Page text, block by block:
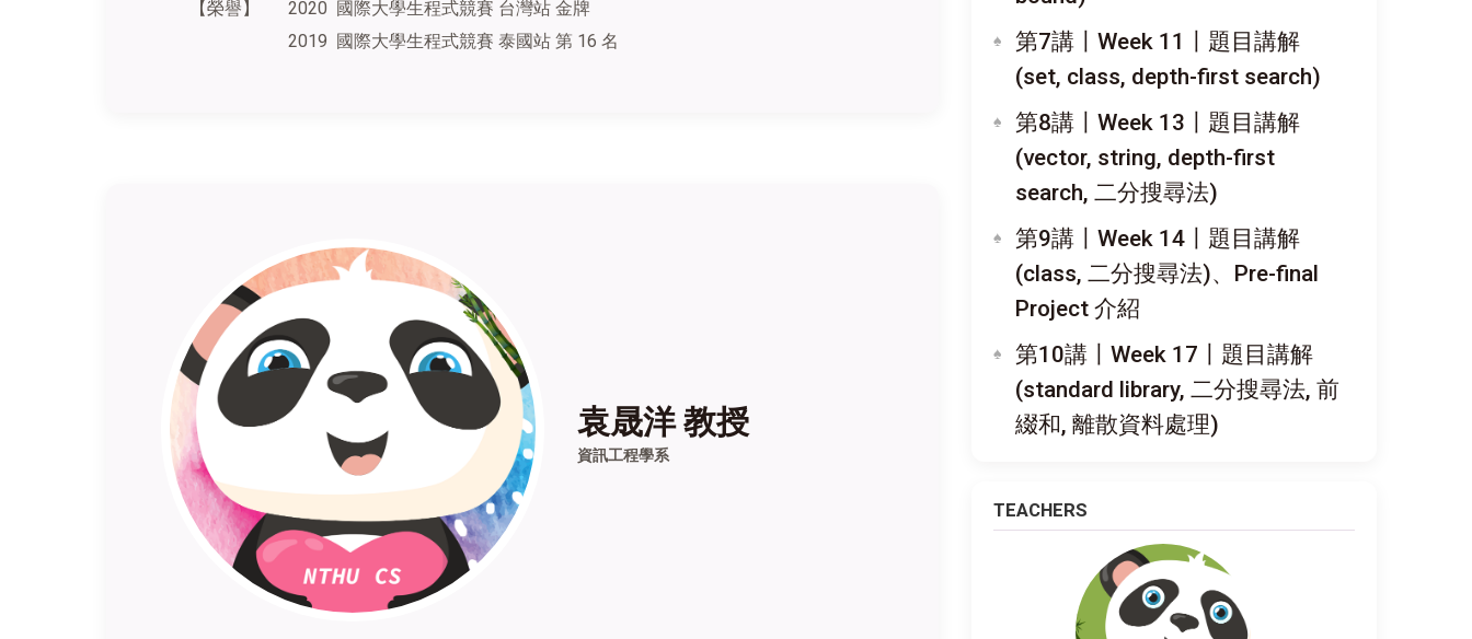
【榮譽】
2020 國際大學生程式競賽 台灣站 金牌
2019 國際大學生程式競賽 泰國站 第 16 名
袁晟洋 教授
資訊工程學系
第7講〡Week 11〡題目講解
(set, class, depth-first search)
第8講〡Week 13〡題目講解
(vector, string, depth-first
search, 二分搜尋法)
第9講〡Week 14〡題目講解
(class, 二分搜尋法)、Pre-final
Project 介紹
第10講〡Week 17〡題目講解
(standard library, 二分搜尋法, 前
綴和, 離散資料處理)
TEACHERS